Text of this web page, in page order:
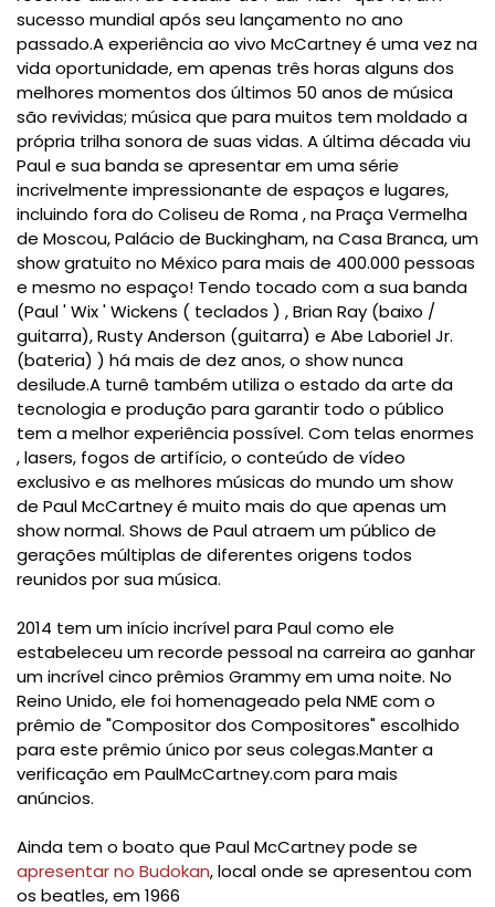
sucesso mundial após seu lançamento no ano
passado.A experiência ao vivo McCartney é uma vez na
vida oportunidade, em apenas três horas alguns dos
melhores momentos dos últimos 50 anos de música
são revividas; música que para muitos tem moldado a
própria trilha sonora de suas vidas. A última década viu
Paul e sua banda se apresentar em uma série
incrivelmente impressionante de espaços e lugares,
incluindo fora do Coliseu de Roma , na Praça Vermelha
de Moscou, Palácio de Buckingham, na Casa Branca, um
show gratuito no México para mais de 400.000 pessoas
e mesmo no espaço! Tendo tocado com a sua banda
(Paul ' Wix ' Wickens ( teclados ) , Brian Ray (baixo /
guitarra), Rusty Anderson (guitarra) e Abe Laboriel Jr.
(bateria) ) há mais de dez anos, o show nunca
desilude.A turnê também utiliza o estado da arte da
tecnologia e produção para garantir todo o público
tem a melhor experiência possível. Com telas enormes
, lasers, fogos de artifício, o conteúdo de vídeo
exclusivo e as melhores músicas do mundo um show
de Paul McCartney é muito mais do que apenas um
show normal. Shows de Paul atraem um público de
gerações múltiplas de diferentes origens todos
reunidos por sua música.
2014 tem um início incrível para Paul como ele
estabeleceu um recorde pessoal na carreira ao ganhar
um incrível cinco prêmios Grammy em uma noite. No
Reino Unido, ele foi homenageado pela NME com o
prêmio de "Compositor dos Compositores" escolhido
para este prêmio único por seus colegas.Manter a
verificação em PaulMcCartney.com para mais
anúncios.
Ainda tem o boato que Paul McCartney pode se
apresentar no Budokan, local onde se apresentou com
os beatles, em 1966